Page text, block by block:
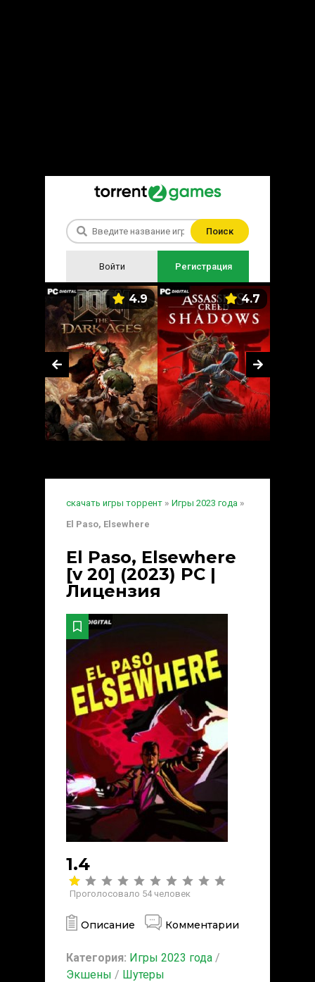
Поиск
Войти Регистрация
4.9 4.7
скачать игры торрент » Игры 2023 года »
El Paso, Elsewhere
El Paso, Elsewhere
[v 20] (2023) PC |
Лицензия
1.4
Проголосовало 54человек
Описание Комментарии
Категория: Игры 2023 года /
Экшены / Шутеры